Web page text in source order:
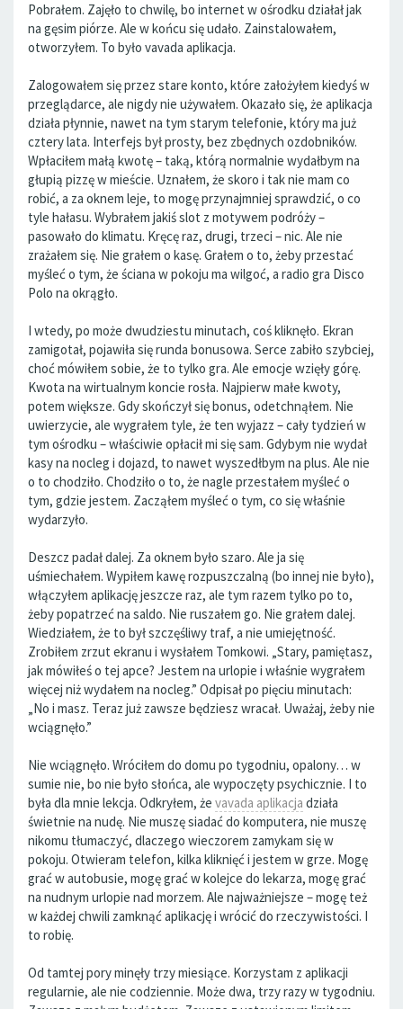
Pobrałem. Zajęło to chwilę, bo internet w ośrodku działał jak
na gęsim piórze. Ale w końcu się udało. Zainstalowałem,
otworzyłem. To było vavada aplikacja.
Zalogowałem się przez stare konto, które założyłem kiedyś w
przeglądarce, ale nigdy nie używałem. Okazało się, że aplikacja
działa płynnie, nawet na tym starym telefonie, który ma już
cztery lata. Interfejs był prosty, bez zbędnych ozdobników.
Wpłaciłem małą kwotę – taką, którą normalnie wydałbym na
głupią pizzę w mieście. Uznałem, że skoro i tak nie mam co
robić, a za oknem leje, to mogę przynajmniej sprawdzić, o co
tyle hałasu. Wybrałem jakiś slot z motywem podróży –
pasowało do klimatu. Kręcę raz, drugi, trzeci – nic. Ale nie
zrażałem się. Nie grałem o kasę. Grałem o to, żeby przestać
myśleć o tym, że ściana w pokoju ma wilgoć, a radio gra Disco
Polo na okrągło.
I wtedy, po może dwudziestu minutach, coś kliknęło. Ekran
zamigotał, pojawiła się runda bonusowa. Serce zabiło szybciej,
choć mówiłem sobie, że to tylko gra. Ale emocje wzięły górę.
Kwota na wirtualnym koncie rosła. Najpierw małe kwoty,
potem większe. Gdy skończył się bonus, odetchnąłem. Nie
uwierzycie, ale wygrałem tyle, że ten wyjazz – cały tydzień w
tym ośrodku – właściwie opłacił mi się sam. Gdybym nie wydał
kasy na nocleg i dojazd, to nawet wyszedłbym na plus. Ale nie
o to chodziło. Chodziło o to, że nagle przestałem myśleć o
tym, gdzie jestem. Zacząłem myśleć o tym, co się właśnie
wydarzyło.
Deszcz padał dalej. Za oknem było szaro. Ale ja się
uśmiechałem. Wypiłem kawę rozpuszczalną (bo innej nie było),
włączyłem aplikację jeszcze raz, ale tym razem tylko po to,
żeby popatrzeć na saldo. Nie ruszałem go. Nie grałem dalej.
Wiedziałem, że to był szczęśliwy traf, a nie umiejętność.
Zrobiłem zrzut ekranu i wysłałem Tomkowi. „Stary, pamiętasz,
jak mówiłeś o tej apce? Jestem na urlopie i właśnie wygrałem
więcej niż wydałem na nocleg.” Odpisał po pięciu minutach:
„No i masz. Teraz już zawsze będziesz wracał. Uważaj, żeby nie
wciągnęło.”
Nie wciągnęło. Wróciłem do domu po tygodniu, opalony… w
sumie nie, bo nie było słońca, ale wypoczęty psychicznie. I to
była dla mnie lekcja. Odkryłem, że vavada aplikacja działa
świetnie na nudę. Nie muszę siadać do komputera, nie muszę
nikomu tłumaczyć, dlaczego wieczorem zamykam się w
pokoju. Otwieram telefon, kilka kliknięć i jestem w grze. Mogę
grać w autobusie, mogę grać w kolejce do lekarza, mogę grać
na nudnym urlopie nad morzem. Ale najważniejsze – mogę też
w każdej chwili zamknąć aplikację i wrócić do rzeczywistości. I
to robię.
Od tamtej pory minęły trzy miesiące. Korzystam z aplikacji
regularnie, ale nie codziennie. Może dwa, trzy razy w tygodniu.